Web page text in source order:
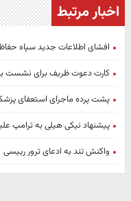
اخبار مرتبط
افشای اطلاعات جدید سپاه
کارت دعوت ظریف برای نشست
پشت پرده ماجرای استعفای
پیشنهاد نیکی هیلی به ترامپ
واکنش تند به ادعای ترور رییسی